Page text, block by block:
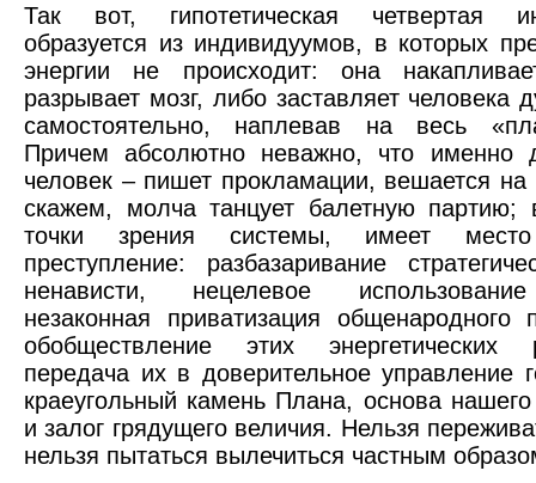
Так вот, гипотетическая четвертая
образуется из индивидуумов, в которых
энергии не происходит: она
разрывает мозг, либо заставляет человека
самостоятельно, наплевав на весь
Причем абсолютно неважно, что именно
человек – пишет прокламации, вешается на
скажем, молча танцует балетную партию;
точки зрения системы, имеет место
преступление: разбазаривание
ненависти, нецелевое
незаконная приватизация общенародного
обобществление этих
передача их в доверительное управление
краеугольный камень Плана, основа нашего
и залог грядущего величия. Нельзя
нельзя пытаться вылечиться частным